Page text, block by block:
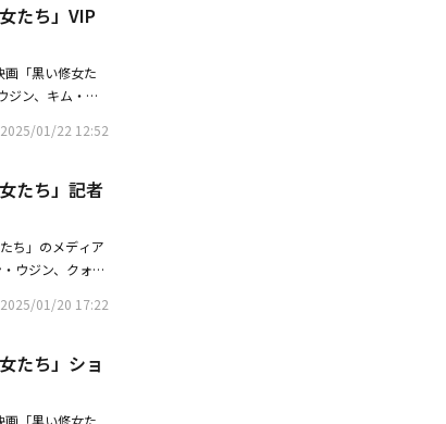
たち」VIP試写
月前から練習
たち」VIP
「黒い修女た
ジン、キム・グ
な悪霊にとりつ
・ヘギョ、映画
2025/01/22 12:52
たち」記者
ち」のメディア
ウジン、クォ
を救うため奮闘
ち」メイン予告
2025/01/20 17:22
たち」ショ
「黒い修女た